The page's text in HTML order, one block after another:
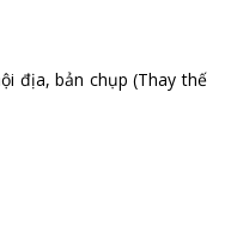
địa, bản chụp (Thay thế